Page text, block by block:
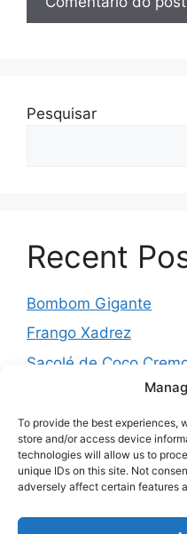
To provide the best experiences,
store and/or access device
technologies will allow us to
unique IDs on this site. Not
adversely affect certain features
Pesquisar
Recent
Bombom Gigante
Frango Xadrez
Sacolé de Coco
Torta de cebola
Pernil Assado com
Recent